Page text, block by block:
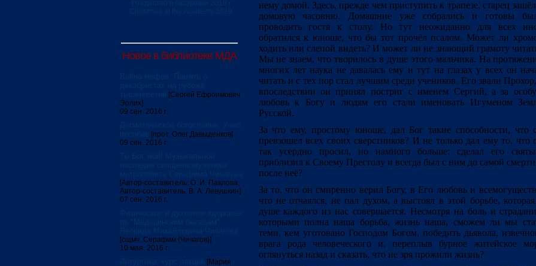
Новое в библиотеке МДА
[Сергей Ефроимович
Эрлих]
09 сен. 2016 г.
[прот. Олег Давыденков]
09 сен. 2016 г.
[Автор-составитель: О. И. Павлова;
Автор-составитель: В. А. Левушкин]
07 сен. 2016 г.
[сщмч. Серафим (Чичагов)]
10 мая. 2016 г.
[Мария
нему домой. Здесь, прежде чем приступить к трапезе, старец
домовую часовню. Домашние уже собрались и готовы
проводить гостя к столу. Но тут неожиданно для всех
обратился к юноше, что бы тот прочёл псалом. Может ли
ходить или слепой видеть? И может ли не знающий грамоту
Мы не знаем, что творилось в душе этого мальчика. На
многих лет наука не давалась ему и тут на глазах у всех он
читать и с тех пор стал лучшим среди учеников. Его звали
впоследствии он принял постриг с именем Сергий, а за
любовь к Богу и людям его стали именовать Игуменом
Русской.
За что ему, простому юноше, дал Бог такие способности, что
превзошел всех своих сверстников? И не только дал ему то, что
так усердно просил, но намного больше: сделал его
приблизил к Своему Престолу и всегда был с ним до самой
после неё?
За то, что он смиренно верил Богу, в Его любовь и
что не отчаялся, не пал духом, а выстоял в этой борьбе,
душе каждого из нас совершается. Несмотря на боль и
которыми полна наша борьба, жизнь наша, сможем ли мы
теми, кем уготовано Господом Богом, победить дьявола,
врага рода человеческого и, переплыв бурное житейское
оглянуться назад и сказать, что не зря прожили жизнь?